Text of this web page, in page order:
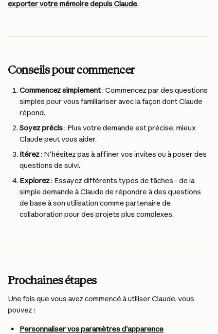
exporter votre mémoire depuis Claude.
Conseils pour commencer
Commencez simplement : Commencez par des questions
simples pour vous familiariser avec la façon dont Claude
répond.
Soyez précis : Plus votre demande est précise, mieux
Claude peut vous aider.
Itérez : N'hésitez pas à affiner vos invites ou à poser des
questions de suivi.
Explorez : Essayez différents types de tâches - de la
simple demande à Claude de répondre à des questions
de base à son utilisation comme partenaire de
collaboration pour des projets plus complexes.
Prochaines étapes
Une fois que vous avez commencé à utiliser Claude, vous
pouvez :
Personnaliser vos paramètres d'apparence